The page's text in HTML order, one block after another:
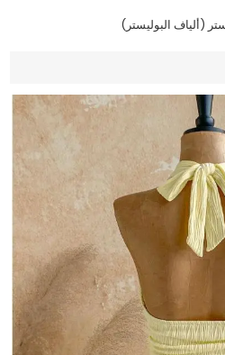
(ألياف البوليستر)